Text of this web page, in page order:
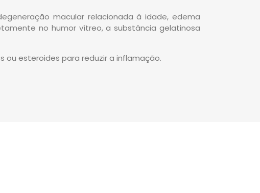
macular relacionada à idade, edema
no humor vítreo, a substância gelatinosa
ou esteroides para reduzir a inflamação.